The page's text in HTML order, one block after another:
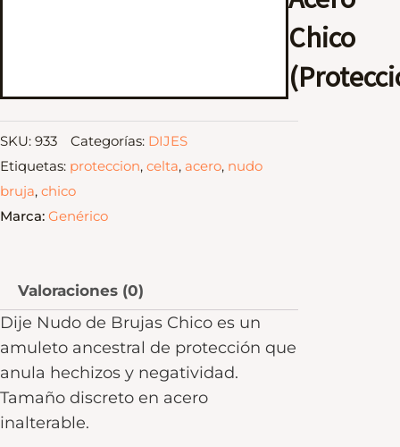
Chico
SKU: 933 Categorías: DIJES
Etiquetas: proteccion, celta, acero, nudo
bruja, chico
Marca: Genérico
Valoraciones (0)
Dije Nudo de Brujas Chico es un
amuleto ancestral de protección que
anula hechizos y negatividad.
Tamaño discreto en acero
inalterable.